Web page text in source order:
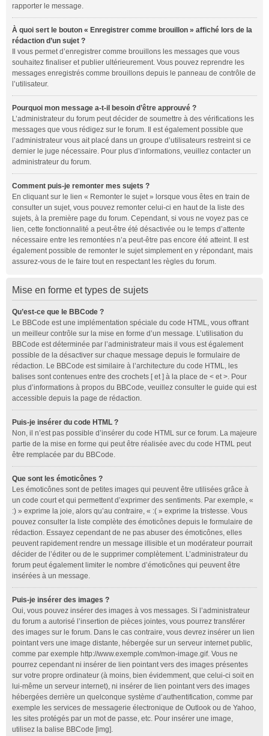
rapporter le message.
À quoi sert le bouton « Enregistrer comme brouillon » affiché lors de la
rédaction d’un sujet ?
Il vous permet d’enregistrer comme brouillons les messages que vous
souhaitez finaliser et publier ultérieurement. Vous pouvez reprendre les
messages enregistrés comme brouillons depuis le panneau de contrôle de
l’utilisateur.
Pourquoi mon message a-t-il besoin d’être approuvé ?
L’administrateur du forum peut décider de soumettre à des vérifications les
messages que vous rédigez sur le forum. Il est également possible que
l’administrateur vous ait placé dans un groupe d’utilisateurs restreint si ce
dernier le juge nécessaire. Pour plus d’informations, veuillez contacter un
administrateur du forum.
Comment puis-je remonter mes sujets ?
En cliquant sur le lien « Remonter le sujet » lorsque vous êtes en train de
consulter un sujet, vous pouvez remonter celui-ci en haut de la liste des
sujets, à la première page du forum. Cependant, si vous ne voyez pas ce
lien, cette fonctionnalité a peut-être été désactivée ou le temps d’attente
nécessaire entre les remontées n’a peut-être pas encore été atteint. Il est
également possible de remonter le sujet simplement en y répondant, mais
assurez-vous de le faire tout en respectant les règles du forum.
Mise en forme et types de sujets
Qu’est-ce que le BBCode ?
Le BBCode est une implémentation spéciale du code HTML, vous offrant
un meilleur contrôle sur la mise en forme d’un message. L’utilisation du
BBCode est déterminée par l’administrateur mais il vous est également
possible de la désactiver sur chaque message depuis le formulaire de
rédaction. Le BBCode est similaire à l’architecture du code HTML, les
balises sont contenues entre des crochets [ et ] à la place de < et >. Pour
plus d’informations à propos du BBCode, veuillez consulter le guide qui est
accessible depuis la page de rédaction.
Puis-je insérer du code HTML ?
Non, il n’est pas possible d’insérer du code HTML sur ce forum. La majeure
partie de la mise en forme qui peut être réalisée avec du code HTML peut
être remplacée par du BBCode.
Que sont les émoticônes ?
Les émoticônes sont de petites images qui peuvent être utilisées grâce à
un code court et qui permettent d’exprimer des sentiments. Par exemple, «
:) » exprime la joie, alors qu’au contraire, « :( » exprime la tristesse. Vous
pouvez consulter la liste complète des émoticônes depuis le formulaire de
rédaction. Essayez cependant de ne pas abuser des émoticônes, elles
peuvent rapidement rendre un message illisible et un modérateur pourrait
décider de l’éditer ou de le supprimer complètement. L’administrateur du
forum peut également limiter le nombre d’émoticônes qui peuvent être
insérées à un message.
Puis-je insérer des images ?
Oui, vous pouvez insérer des images à vos messages. Si l’administrateur
du forum a autorisé l’insertion de pièces jointes, vous pourrez transférer
des images sur le forum. Dans le cas contraire, vous devrez insérer un lien
pointant vers une image distante, hébergée sur un serveur internet public,
comme par exemple http://www.exemple.com/mon-image.gif. Vous ne
pourrez cependant ni insérer de lien pointant vers des images présentes
sur votre propre ordinateur (à moins, bien évidemment, que celui-ci soit en
lui-même un serveur internet), ni insérer de lien pointant vers des images
hébergées derrière un quelconque système d’authentification, comme par
exemple les services de messagerie électronique de Outlook ou de Yahoo,
les sites protégés par un mot de passe, etc. Pour insérer une image,
utilisez la balise BBCode [img].